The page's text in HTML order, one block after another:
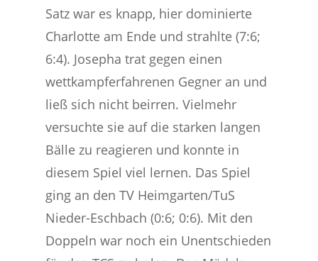
Satz war es knapp, hier dominierte
Charlotte am Ende und strahlte (7:6;
6:4). Josepha trat gegen einen
wettkampferfahrenen Gegner an und
ließ sich nicht beirren. Vielmehr
versuchte sie auf die starken langen
Bälle zu reagieren und konnte in
diesem Spiel viel lernen. Das Spiel
ging an den TV Heimgarten/TuS
Nieder-Eschbach (0:6; 0:6). Mit den
Doppeln war noch ein Unentschieden